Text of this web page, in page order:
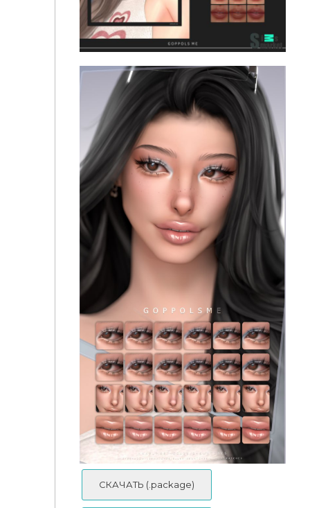
Goppolsme - GOLD - Lips CC53
Goppolsme - GOLD - Lips CC50
Помада для губ "GPME-GOLD Natural Lips CC27"-
для Симс 4
СКАЧАТЬ (.package)